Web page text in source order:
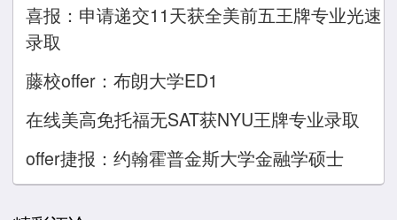
喜报：申请递交11天获全美前五王牌专业光速
录取
藤校offer：布朗大学ED1
在线美高免托福无SAT获NYU王牌专业录取
offer捷报：约翰霍普金斯大学金融学硕士